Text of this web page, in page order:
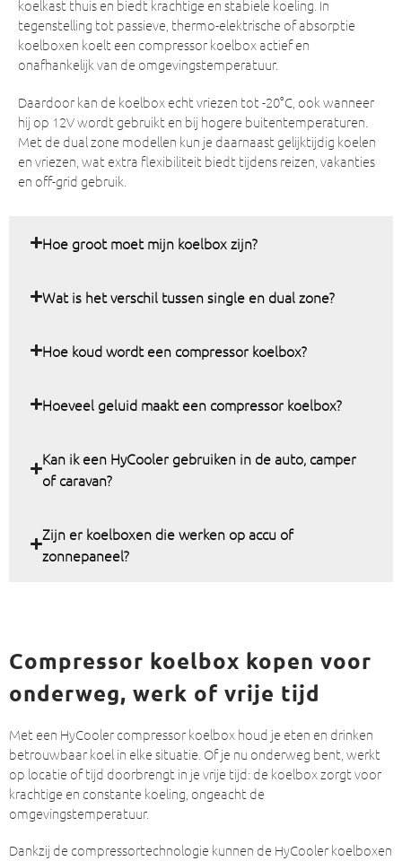
koelkast thuis en biedt krachtige en stabiele koeling. In
tegenstelling tot passieve, thermo-elektrische of absorptie
koelboxen koelt een compressor koelbox actief en
onafhankelijk van de omgevingstemperatuur.
Daardoor kan de koelbox echt vriezen tot -20°C, ook wanneer
hij op 12V wordt gebruikt en bij hogere buitentemperaturen.
Met de dual zone modellen kun je daarnaast gelijktijdig koelen
en vriezen, wat extra flexibiliteit biedt tijdens reizen, vakanties
en off-grid gebruik.
Hoe groot moet mijn koelbox zijn?
Wat is het verschil tussen single en dual zone?
Hoe koud wordt een compressor koelbox?
Hoeveel geluid maakt een compressor koelbox?
Kan ik een HyCooler gebruiken in de auto, camper
of caravan?
Zijn er koelboxen die werken op accu of
zonnepaneel?
Compressor koelbox kopen voor
onderweg, werk of vrije tijd
Met een HyCooler compressor koelbox houd je eten en drinken
betrouwbaar koel in elke situatie. Of je nu onderweg bent, werkt
op locatie of tijd doorbrengt in je vrije tijd: de koelbox zorgt voor
krachtige en constante koeling, ongeacht de
omgevingstemperatuur.
Dankzij de compressortechnologie kunnen de HyCooler koelboxen